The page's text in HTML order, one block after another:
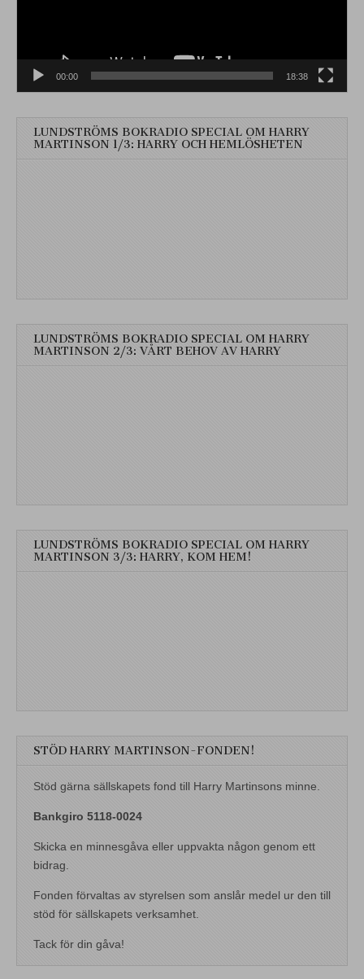
00:00 18:38
LUNDSTRÖMS BOKRADIO SPECIAL OM HARRY
MARTINSON 1/3: HARRY OCH HEMLÖSHETEN
LUNDSTRÖMS BOKRADIO SPECIAL OM HARRY
MARTINSON 2/3: VÅRT BEHOV AV HARRY
LUNDSTRÖMS BOKRADIO SPECIAL OM HARRY
MARTINSON 3/3: HARRY, KOM HEM!
STÖD HARRY MARTINSON-FONDEN!
Stöd gärna sällskapets fond till Harry Martinsons minne.
Bankgiro 5118-0024
Skicka en minnesgåva eller uppvakta någon genom ett
bidrag.
Fonden förvaltas av styrelsen som anslår medel ur den till
stöd för sällskapets verksamhet.
Tack för din gåva!